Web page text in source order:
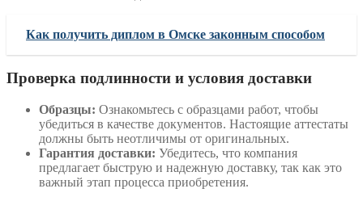
Как получить диплом в Омске законным способом
Проверка подлинности и условия доставки
Образцы: Ознакомьтесь с образцами работ, чтобы
убедиться в качестве документов. Настоящие аттестаты
должны быть неотличимы от оригинальных.
Гарантия доставки: Убедитесь, что компания
предлагает быструю и надежную доставку, так как это
важный этап процесса приобретения.